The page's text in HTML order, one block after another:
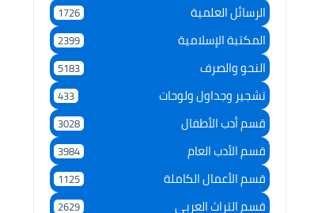
الرسائل العلمية 1726
المكتبة الإسلامية 2399
النحو والصرف 5183
تشجير وجداول ولوحات 433
قسم أدب الأطفال 3028
قسم الأدب العام 3984
قسم الأعمال الكاملة 1125
قسم التراث العربى 2629